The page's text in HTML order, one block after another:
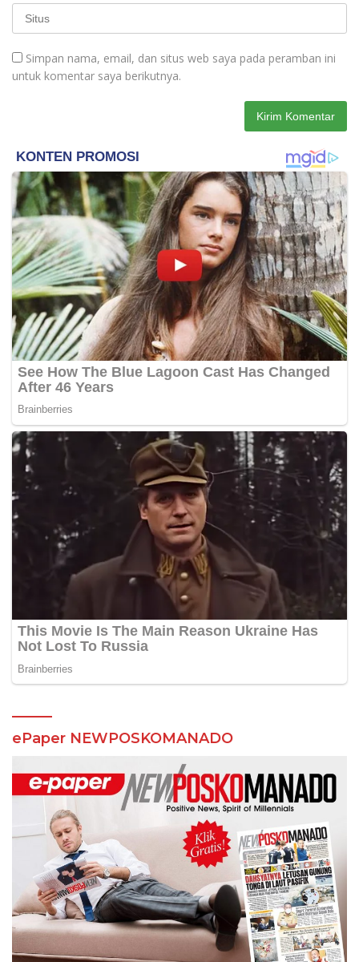
Simpan nama, email, dan situs web saya pada peramban ini
untuk komentar saya berikutnya.
ePaper NEWPOSKOMANADO